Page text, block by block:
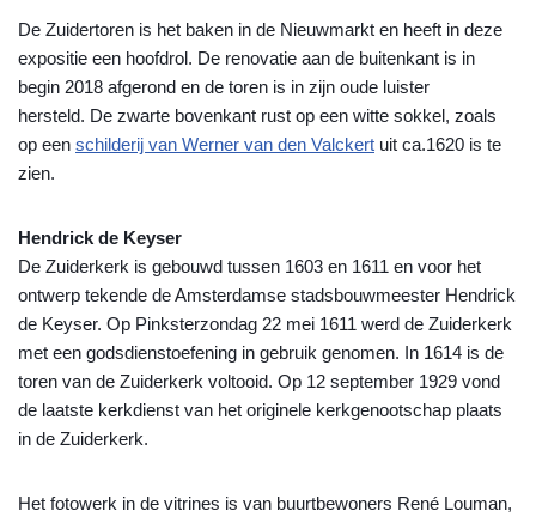
De Zuidertoren is het baken in de Nieuwmarkt en heeft in deze
expositie een hoofdrol. De renovatie aan de buitenkant is in
begin 2018 afgerond en de toren is in zijn oude luister
hersteld. De zwarte bovenkant rust op een witte sokkel, zoals
op een schilderij van Werner van den Valckert uit ca.1620 is te
zien.
Hendrick de Keyser
De Zuiderkerk is gebouwd tussen 1603 en 1611 en voor het
ontwerp tekende de Amsterdamse stadsbouwmeester Hendrick
de Keyser. Op Pinksterzondag 22 mei 1611 werd de Zuiderkerk
met een godsdienstoefening in gebruik genomen. In 1614 is de
toren van de Zuiderkerk voltooid. Op 12 september 1929 vond
de laatste kerkdienst van het originele kerkgenootschap plaats
in de Zuiderkerk.
Het fotowerk in de vitrines is van buurtbewoners René Louman,